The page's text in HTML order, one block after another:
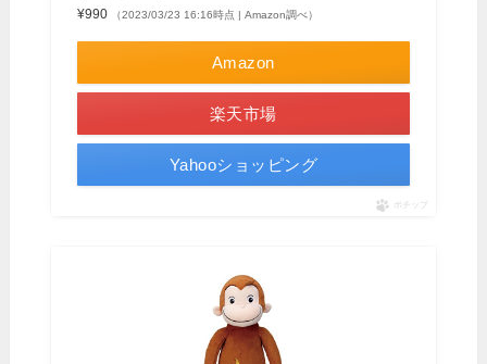
¥990
（2023/03/23 16:16時点 | Amazon調べ）
Amazon
楽天市場
Yahooショッピング
ポチップ